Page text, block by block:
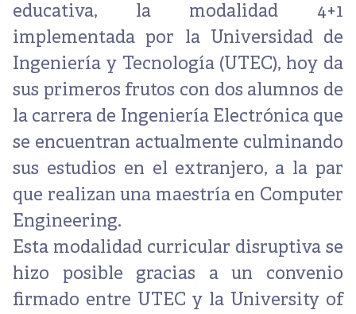
educativa, la modalidad 4+1
implementada por la Universidad de
Ingeniería y Tecnología (UTEC), hoy da
sus primeros frutos con dos alumnos de
la carrera de Ingeniería Electrónica que
se encuentran actualmente culminando
sus estudios en el extranjero, a la par
que realizan una maestría en Computer
Engineering.
Esta modalidad curricular disruptiva se
hizo posible gracias a un convenio
firmado entre UTEC y la University of